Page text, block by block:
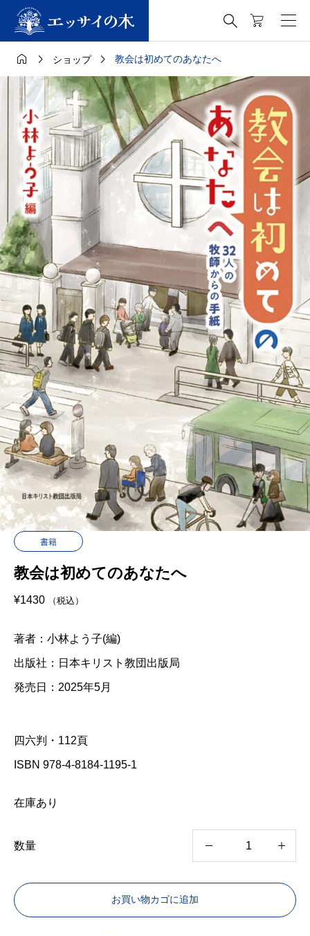

  ショップ  教会は初めてのあなたへ
書籍
教会は初めてのあなたへ
¥1430 （税込）
著者：小林よう子(編)
出版社：日本キリスト教団出版局
発売日：2025年5月
四六判・112頁
ISBN 978-4-8184-1195-1
在庫あり
数量
お買い物カゴに追加